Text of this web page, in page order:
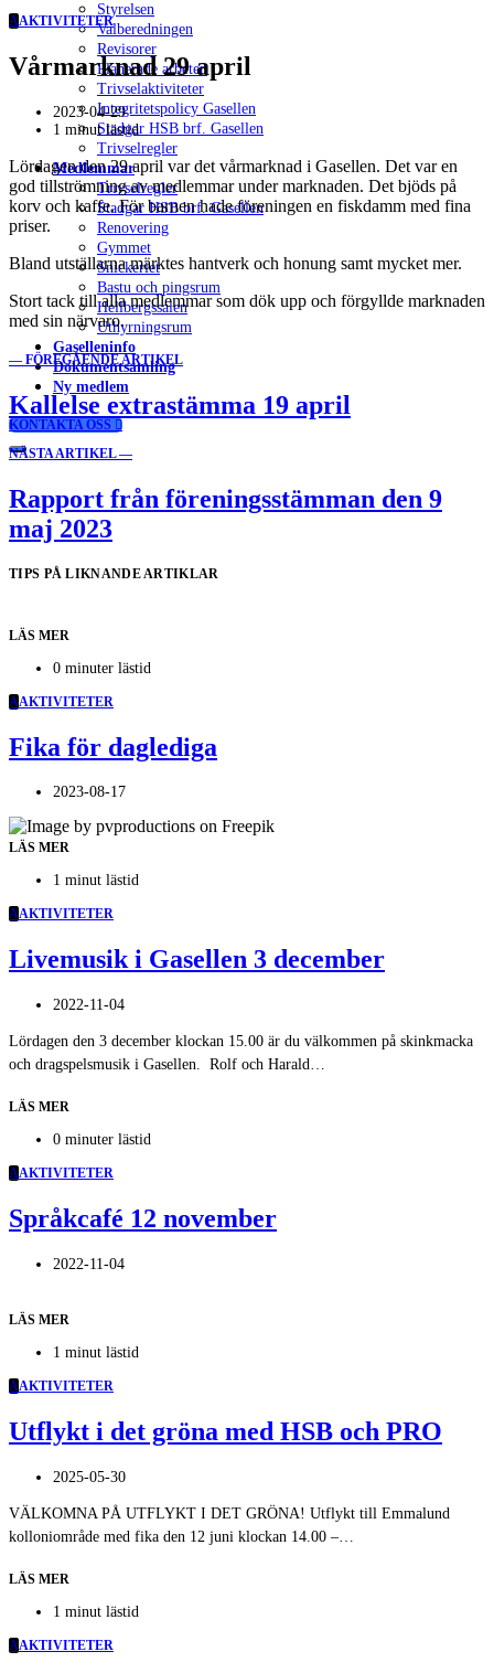
Styrelsen
Valberedningen
Revisorer
Planerade arbeten
Trivselaktiviteter
Integritetspolicy Gasellen
Stadgar HSB brf. Gasellen
Trivselregler
Medlemmar
Trivselregler
Stadgar HSB brf. Gasellen
Renovering
Gymmet
Snickeriet
Bastu och pingsrum
Hellbergssalen
Uthyrningsrum
Gaselleninfo
Dokumentsamling
Ny medlem
KONTAKTA OSS
AAKTIVITETER
Vårmarknad 29 april
2023-04-29
1 minut lästid
Lördagen den 29 april var det vårmarknad i Gasellen. Det var en
god tillströmning av medlemmar under marknaden. Det bjöds på
korv och kaffe. För barnen hade föreningen en fiskdamm med fina
priser.
Bland utställarna märktes hantverk och honung samt mycket mer.
Stort tack till alla medlemmar som dök upp och förgyllde marknaden
med sin närvaro.
— FÖREGÅENDE ARTIKEL
Kallelse extrastämma 19 april
NÄSTA ARTIKEL —
Rapport från föreningsstämman den 9
maj 2023
TIPS PÅ LIKNANDE ARTIKLAR
LÄS MER
0 minuter lästid
AAKTIVITETER
Fika för daglediga
2023-08-17
LÄS MER
1 minut lästid
AAKTIVITETER
Livemusik i Gasellen 3 december
2022-11-04
Lördagen den 3 december klockan 15.00 är du välkommen på skinkmacka
och dragspelsmusik i Gasellen. Rolf och Harald…
LÄS MER
0 minuter lästid
AAKTIVITETER
Språkcafé 12 november
2022-11-04
LÄS MER
1 minut lästid
AAKTIVITETER
Utflykt i det gröna med HSB och PRO
2025-05-30
VÄLKOMNA PÅ UTFLYKT I DET GRÖNA! Utflykt till Emmalund
kolloniområde med fika den 12 juni klockan 14.00 –…
LÄS MER
1 minut lästid
AAKTIVITETER